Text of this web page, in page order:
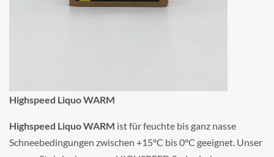
Highspeed Liquo WARM
Highspeed Liquo WARM ist für feuchte bis ganz nasse
Schneebedingungen zwischen +15°C bis 0°C geeignet. Unser